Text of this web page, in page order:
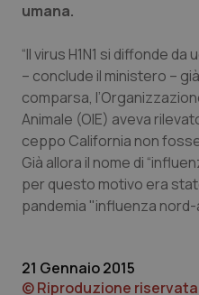
Provincia
Puglia
Sardegna
Sicilia
Toscana
Ipertensione &
Malattie rare
Malattia di Crohn
Neuroscienze &
Obesità
umana.
“Il virus H1N1 si diffonde
– conclude il ministero –
comparsa,
Animale (OIE) aveva
ceppo California non
Già allora il nome di
per questo motivo era
pandemia "influenza nord-
21 Gennaio 2015
© Riproduzione riservata